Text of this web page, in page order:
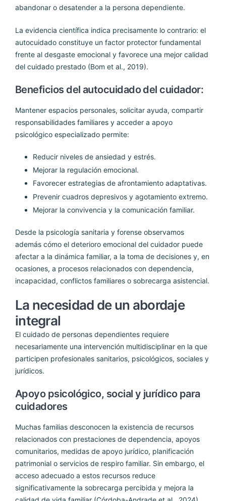
abandonar o desatender a la persona dependiente.
La evidencia científica indica precisamente lo contrario: el
autocuidado constituye un factor protector fundamental
frente al desgaste emocional y favorece una mejor calidad
del cuidado prestado (Bom et al., 2019).
Beneficios del autocuidado del cuidador:
Mantener espacios personales, solicitar ayuda, compartir
responsabilidades familiares y acceder a apoyo
psicológico especializado permite:
Reducir niveles de ansiedad y estrés.
Mejorar la regulación emocional.
Favorecer estrategias de afrontamiento adaptativas.
Prevenir cuadros depresivos y agotamiento extremo.
Mejorar la convivencia y la comunicación familiar.
Desde la psicología sanitaria y forense observamos
además cómo el deterioro emocional del cuidador puede
afectar a la dinámica familiar, a la toma de decisiones y, en
ocasiones, a procesos relacionados con dependencia,
incapacidad, conflictos familiares o sobrecarga asistencial.
La necesidad de un abordaje
integral
El cuidado de personas dependientes requiere
necesariamente una intervención multidisciplinar en la que
participen profesionales sanitarios, psicológicos, sociales y
jurídicos.
Apoyo psicológico, social y jurídico para
cuidadores
Muchas familias desconocen la existencia de recursos
relacionados con prestaciones de dependencia, apoyos
comunitarios, medidas de apoyo jurídico, planificación
patrimonial o servicios de respiro familiar. Sin embargo, el
acceso adecuado a estos recursos reduce
significativamente la sobrecarga percibida y mejora la